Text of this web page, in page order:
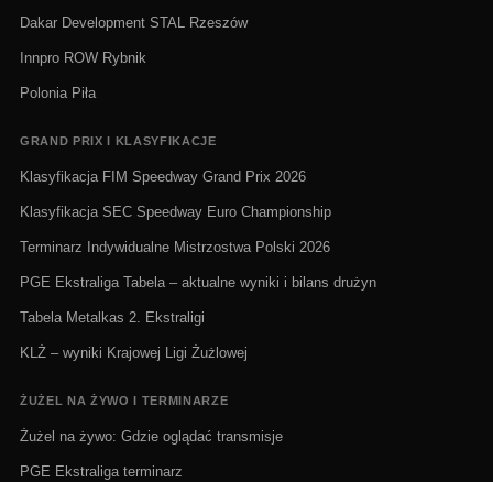
Dakar Development STAL Rzeszów
Innpro ROW Rybnik
Polonia Piła
GRAND PRIX I KLASYFIKACJE
Klasyfikacja FIM Speedway Grand Prix 2026
Klasyfikacja SEC Speedway Euro Championship
Terminarz Indywidualne Mistrzostwa Polski 2026
PGE Ekstraliga Tabela – aktualne wyniki i bilans drużyn
Tabela Metalkas 2. Ekstraligi
KLŻ – wyniki Krajowej Ligi Żużlowej
ŻUŻEL NA ŻYWO I TERMINARZE
Żużel na żywo: Gdzie oglądać transmisje
PGE Ekstraliga terminarz